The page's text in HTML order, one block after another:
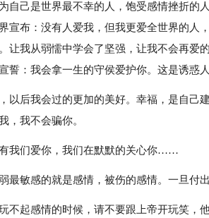
自己是世界最不幸的人，饱受感情挫折的
宣布：没有人爱我，但我更爱全世界的人
让我从弱懦中学会了坚强，让我不会再爱
誓：我会拿一生的守侯爱护你。这是诱惑
以后我会过的更加的美好。幸福，是自己
，我不会骗你。
我们爱你，我们在默默的关心你……
最敏感的就是感情，被伤的感情。一旦付
不起感情的时候，请不要跟上帝开玩笑，